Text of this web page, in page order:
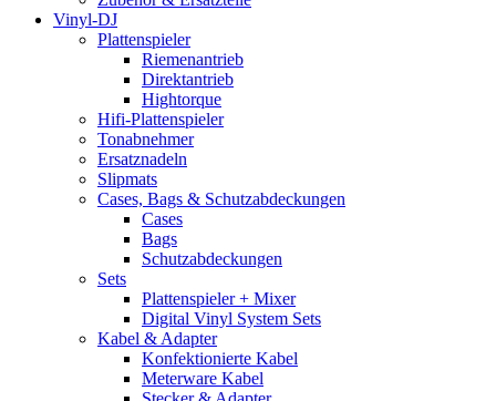
Vinyl-DJ
Plattenspieler
Riemenantrieb
Direktantrieb
Hightorque
Hifi-Plattenspieler
Tonabnehmer
Ersatznadeln
Slipmats
Cases, Bags & Schutzabdeckungen
Cases
Bags
Schutzabdeckungen
Sets
Plattenspieler + Mixer
Digital Vinyl System Sets
Kabel & Adapter
Konfektionierte Kabel
Meterware Kabel